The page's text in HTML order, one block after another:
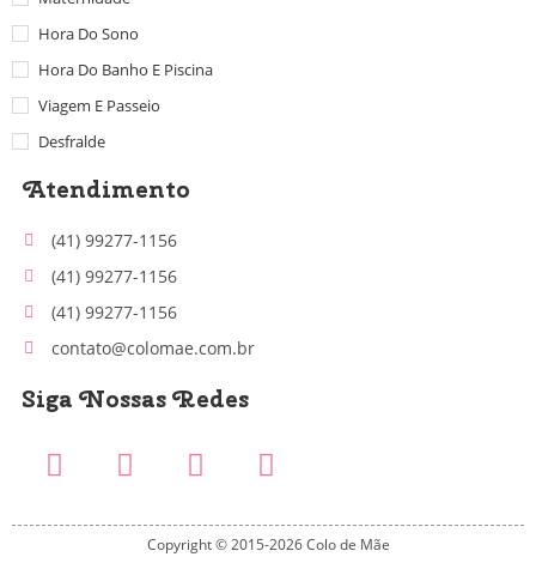
Hora Do Sono
Hora Do Banho E Piscina
Viagem E Passeio
Desfralde
Atendimento
(41) 99277-1156
(41) 99277-1156
(41) 99277-1156
contato@colomae.com.br
Siga Nossas Redes
Copyright © 2015-2026 Colo de Mãe